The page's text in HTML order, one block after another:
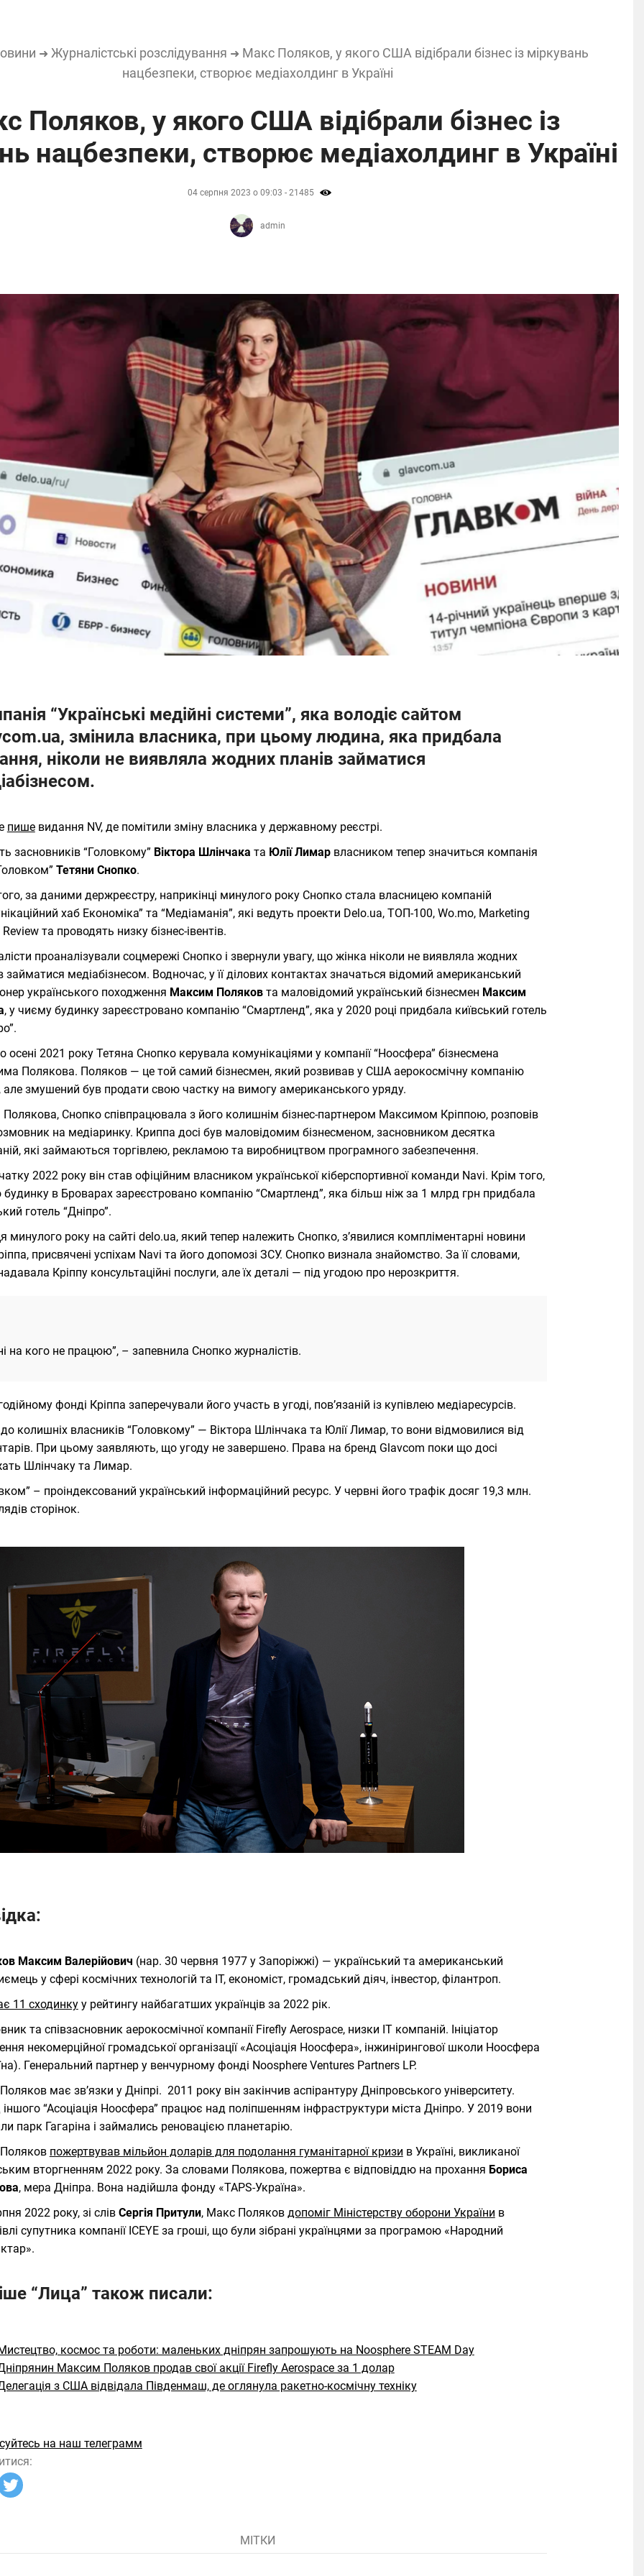
➜ Журналістські розслідування ➜ Макс Поляков, у якого США відібрали бізнес із міркувань
нацбезпеки, створює медіахолдинг в Україні
Поляков, у якого США відібрали бізнес із
нацбезпеки, створює медіахолдинг в Україні
04 серпня 2023 о 09:03 - 21485
admin
“Українські медійні системи”, яка володіє сайтом
змінила власника, при цьому людина, яка придбала
ніколи не виявляла жодних планів займатися
пишевидання NV, де помітили зміну власника у державному реєстрі.
засновників “Головкому” Віктора Шлінчака та Юлії Лимарвласником тепер значиться компанія
Тетяни Снопко.
за даними держреєстру, наприкінці минулого року Снопко стала власницею компаній
хаб Економіка” та “Медіаманія”, які ведуть проекти Delo.ua, ТОП-100, Wo.mo, Marketing
та проводять низку бізнес-івентів.
проаналізували соцмережі Снопко і звернули увагу, що жінка ніколи не виявляла жодних
займатися медіабізнесом. Водночас, у її ділових контактах значаться відомий американський
українського походження Максим Поляковта маловідомий український бізнесмен Максим
, у чиєму будинку зареєстровано компанію “Смартленд”, яка у 2020 році придбала київський готель
осені 2021 року Тетяна Снопко керувала комунікаціями у компанії “Ноосфера” бізнесмена
Полякова. Поляков — це той самий бізнесмен, який розвивав у США аерокосмічну компанію
але змушений був продати свою частку на вимогу американського уряду.
Полякова, Снопко співпрацювала з його колишнім бізнес-партнером Максимом Кріппою, розповів
на медіаринку. Криппа досі був маловідомим бізнесменом, засновником десятка
які займаються торгівлею, рекламою та виробництвом програмного забезпечення.
2022 року він став офіційним власником української кіберспортивної команди Navi. Крім того,
будинку в Броварах зареєстровано компанію “Смартленд”, яка більш ніж за 1 млрд грн придбала
готель “Дніпро”.
минулого року на сайті delo.ua, який тепер належить Снопко, з’явилися компліментарні новини
присвячені успіхам Navi та його допомозі ЗСУ. Снопко визнала знайомство. За її словами,
Кріппу консультаційні послуги, але їх деталі — під угодою про нерозкриття.
на кого не працюю”, – запевнила Снопко журналістів.
фонді Кріппа заперечували його участь в угоді, пов’язаній із купівлею медіаресурсів.
колишніх власників “Головкому” — Віктора Шлінчака та Юлії Лимар, то вони відмовилися від
При цьому заявляють, що угоду не завершено. Права на бренд Glavcom поки що досі
Шлінчаку та Лимар.
– проіндексований український інформаційний ресурс. У червні його трафік досяг 19,3 млн.
сторінок.
Максим Валерійович (нар. 30 червня 1977 у Запоріжжі) — український та американський
у сфері космічних технологій та IT, економіст, громадський діяч, інвестор, філантроп.
11 сходинкуу рейтингу найбагатших українців за 2022 рік.
та співзасновник аерокосмічної компанії Firefly Aerospace, низки ІТ компаній. Ініціатор
некомерційної громадської організації «Асоціація Ноосфера», інжинірингової школи Ноосфера
Генеральний партнер у венчурному фонді Noosphere Ventures Partners LP.
має зв’язки у Дніпрі. 2011 року він закінчив аспірантуру Дніпровського університету.
“Асоціація Ноосфера” працює над поліпшенням інфраструктури міста Дніпро. У 2019 вони
парк Гагаріна і займались реновацією планетарію.
пожертвував мільйон доларів для подолання гуманітарної кризи в Україні, викликаної
вторгненням 2022 року. За словами Полякова, пожертва є відповіддю на прохання Бориса
, мера Дніпра. Вона надійшла фонду «TAPS-Україна».
2022 року, зі слів Сергія Притули, Макс Поляков допоміг Міністерству оборони України в
супутника компанії ICEYE за гроші, що були зібрані українцями за програмою «Народний
“Лица” також писали:
космос та роботи: маленьких дніпрян запрошують на Noosphere STEAM Day
Максим Поляков продав свої акції Firefly Aerospace за 1 долар
з США відвідала Південмаш, де оглянула ракетно-космічну техніку
на наш телеграмм
МІТКИ